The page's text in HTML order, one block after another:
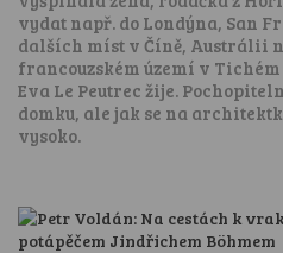
vydat např. do Londýna, San
dalších míst v Číně, Austrálii
francouzském území v
Eva Le Peutrec žije.
domku, ale jak se na
vysoko.